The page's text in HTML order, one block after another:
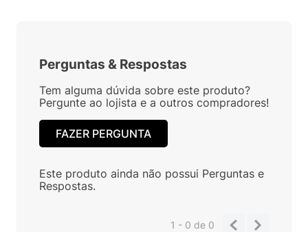
Perguntas & Respostas
Tem alguma dúvida sobre este produto?
Pergunte ao lojista e a outros compradores!
FAZER PERGUNTA
Este produto ainda não possui Perguntas e
Respostas.
1 - 0de 0